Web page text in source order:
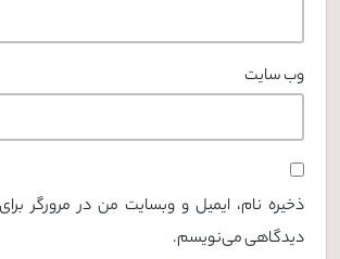
وب‌ سایت
ذخیره نام، ایمیل و وبسایت من در مرورگر
دیدگاهی می‌نویسم.